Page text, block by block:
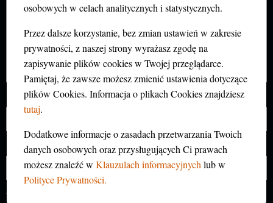
Nazwa*
E-mail*
Witryna internetowa
osobowych w celach analitycznych i statystycznych.
Przez dalsze korzystanie, bez zmian ustawień w zakresie
prywatności, z naszej strony wyrażasz zgodę na
zapisywanie plików cookies w Twojej przeglądarce.
Pamiętaj, że zawsze możesz zmienić ustawienia dotyczące
plików Cookies. Informacja o plikach Cookies znajdziesz
tutaj.
Dodatkowe informacje o zasadach przetwarzania Twoich
danych osobowych oraz przysługujących Ci prawach
możesz znaleźć wKlauzulach informacyjnych lub w
Polityce Prywatności.